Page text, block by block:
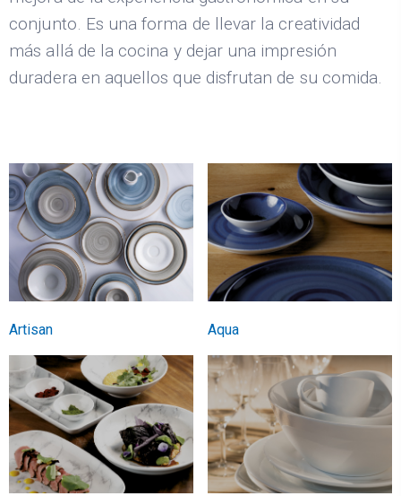
conjunto. Es una forma de llevar la creatividad
más allá de la cocina y dejar una impresión
duradera en aquellos que disfrutan de su comida.
Artisan Aqua